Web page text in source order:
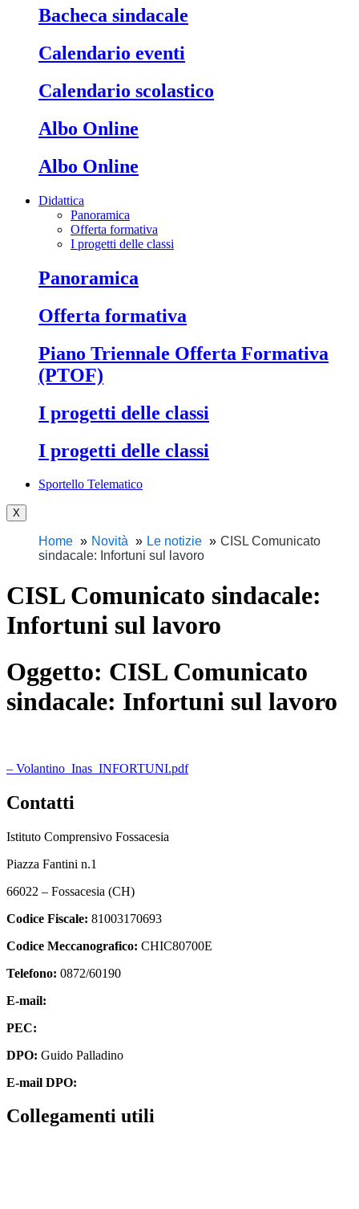
Bacheca sindacale
Calendario eventi
Calendario scolastico
Albo Online
Albo Online
Didattica
Panoramica
Offerta formativa
I progetti delle classi
Panoramica
Offerta formativa
Piano Triennale Offerta Formativa
(PTOF)
I progetti delle classi
I progetti delle classi
Sportello Telematico
X
Home Novità Le notizie
CISL Comunicato
sindacale: Infortuni sul lavoro
CISL Comunicato sindacale:
Infortuni sul lavoro
Oggetto: CISL Comunicato
sindacale: Infortuni sul lavoro
– Volantino_Inas_INFORTUNI.pdf
Contatti
Istituto Comprensivo Fossacesia
Piazza Fantini n.1
66022 – Fossacesia (CH)
Codice Fiscale: 81003170693
Codice Meccanografico: CHIC80700E
Telefono: 0872/60190
E-mail:
PEC:
DPO: Guido Palladino
E-mail DPO:
Collegamenti utili